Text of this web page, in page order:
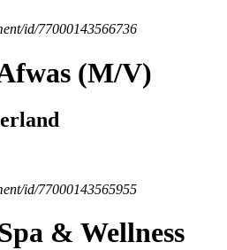
(M/V)
& Wellness